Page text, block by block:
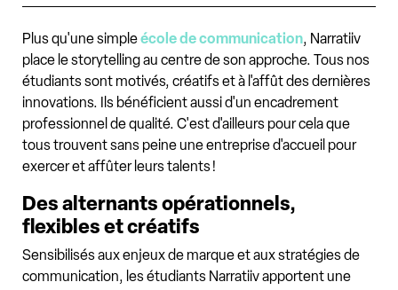
Plus qu'une simpleécole de communication, Narratiiv
place le storytelling au centre de son approche. Tous nos
étudiants sont motivés, créatifs et à l'affût des dernières
innovations. Ils bénéficient aussi d'un encadrement
professionnel de qualité. C'est d'ailleurs pour cela que
tous trouvent sans peine une entreprise d'accueil pour
exercer et affûter leurs talents !
Des alternants opérationnels,
flexibles et créatifs
Sensibilisés aux enjeux de marque et aux stratégies de
communication, les étudiants Narratiiv apportent une